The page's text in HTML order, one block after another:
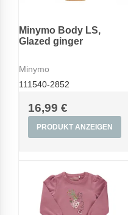
Minymo Body LS,
Glazed ginger
Minymo
111540-2852
16,99 €
PRODUKT ANZEIGEN